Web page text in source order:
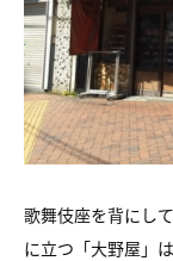
歌舞伎座を背にし
に立つ「大野屋」